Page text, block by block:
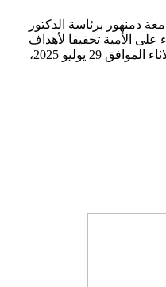
دمنهور برئاسة الدكتور
الأمية تحقيقا لأهداف
التنمية المستدامة، انطلقت اليوم الثلاثاء الموافق 29 يوليو 2025،